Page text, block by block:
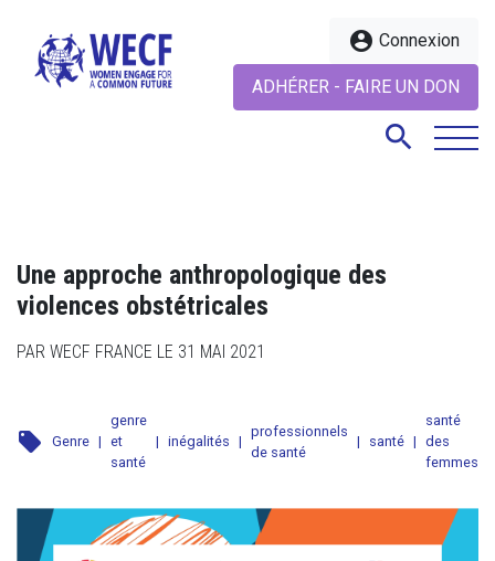
account_circle Connexion
ADHÉRER - FAIRE UN DON
search
Une approche anthropologique des
violences obstétricales
PAR WECF FRANCE LE 31 MAI 2021
local_offer Genre |
genre
et
santé
| inégalités |
professionnels
de santé
| santé |
santé
des
femmes